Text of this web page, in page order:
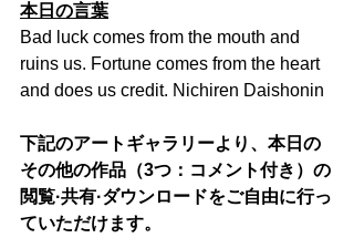
本日の言葉
Bad luck comes from the mouth and
ruins us. Fortune comes from the heart
and does us credit. Nichiren Daishonin
下記のアートギャラリーより、本日の
その他の作品（3つ：コメント付き）の
閲覧·共有·ダウンロードをご自由に行っ
ていただけます。